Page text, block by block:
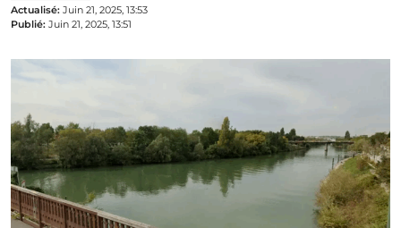
Actualisé: Juin 21, 2025, 13:53
Publié: Juin 21, 2025, 13:51